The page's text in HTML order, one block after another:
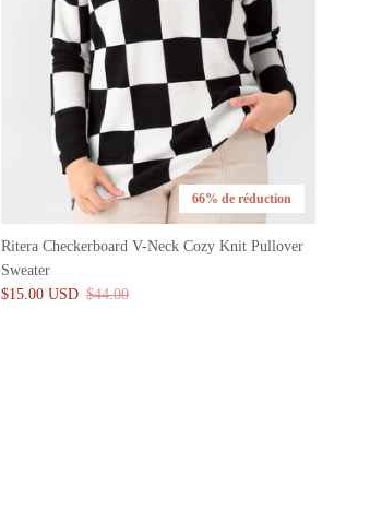
66% de réduction
Ritera Checkerboard V-Neck Cozy Knit Pullover
Sweater
$15.00 USD $44.00